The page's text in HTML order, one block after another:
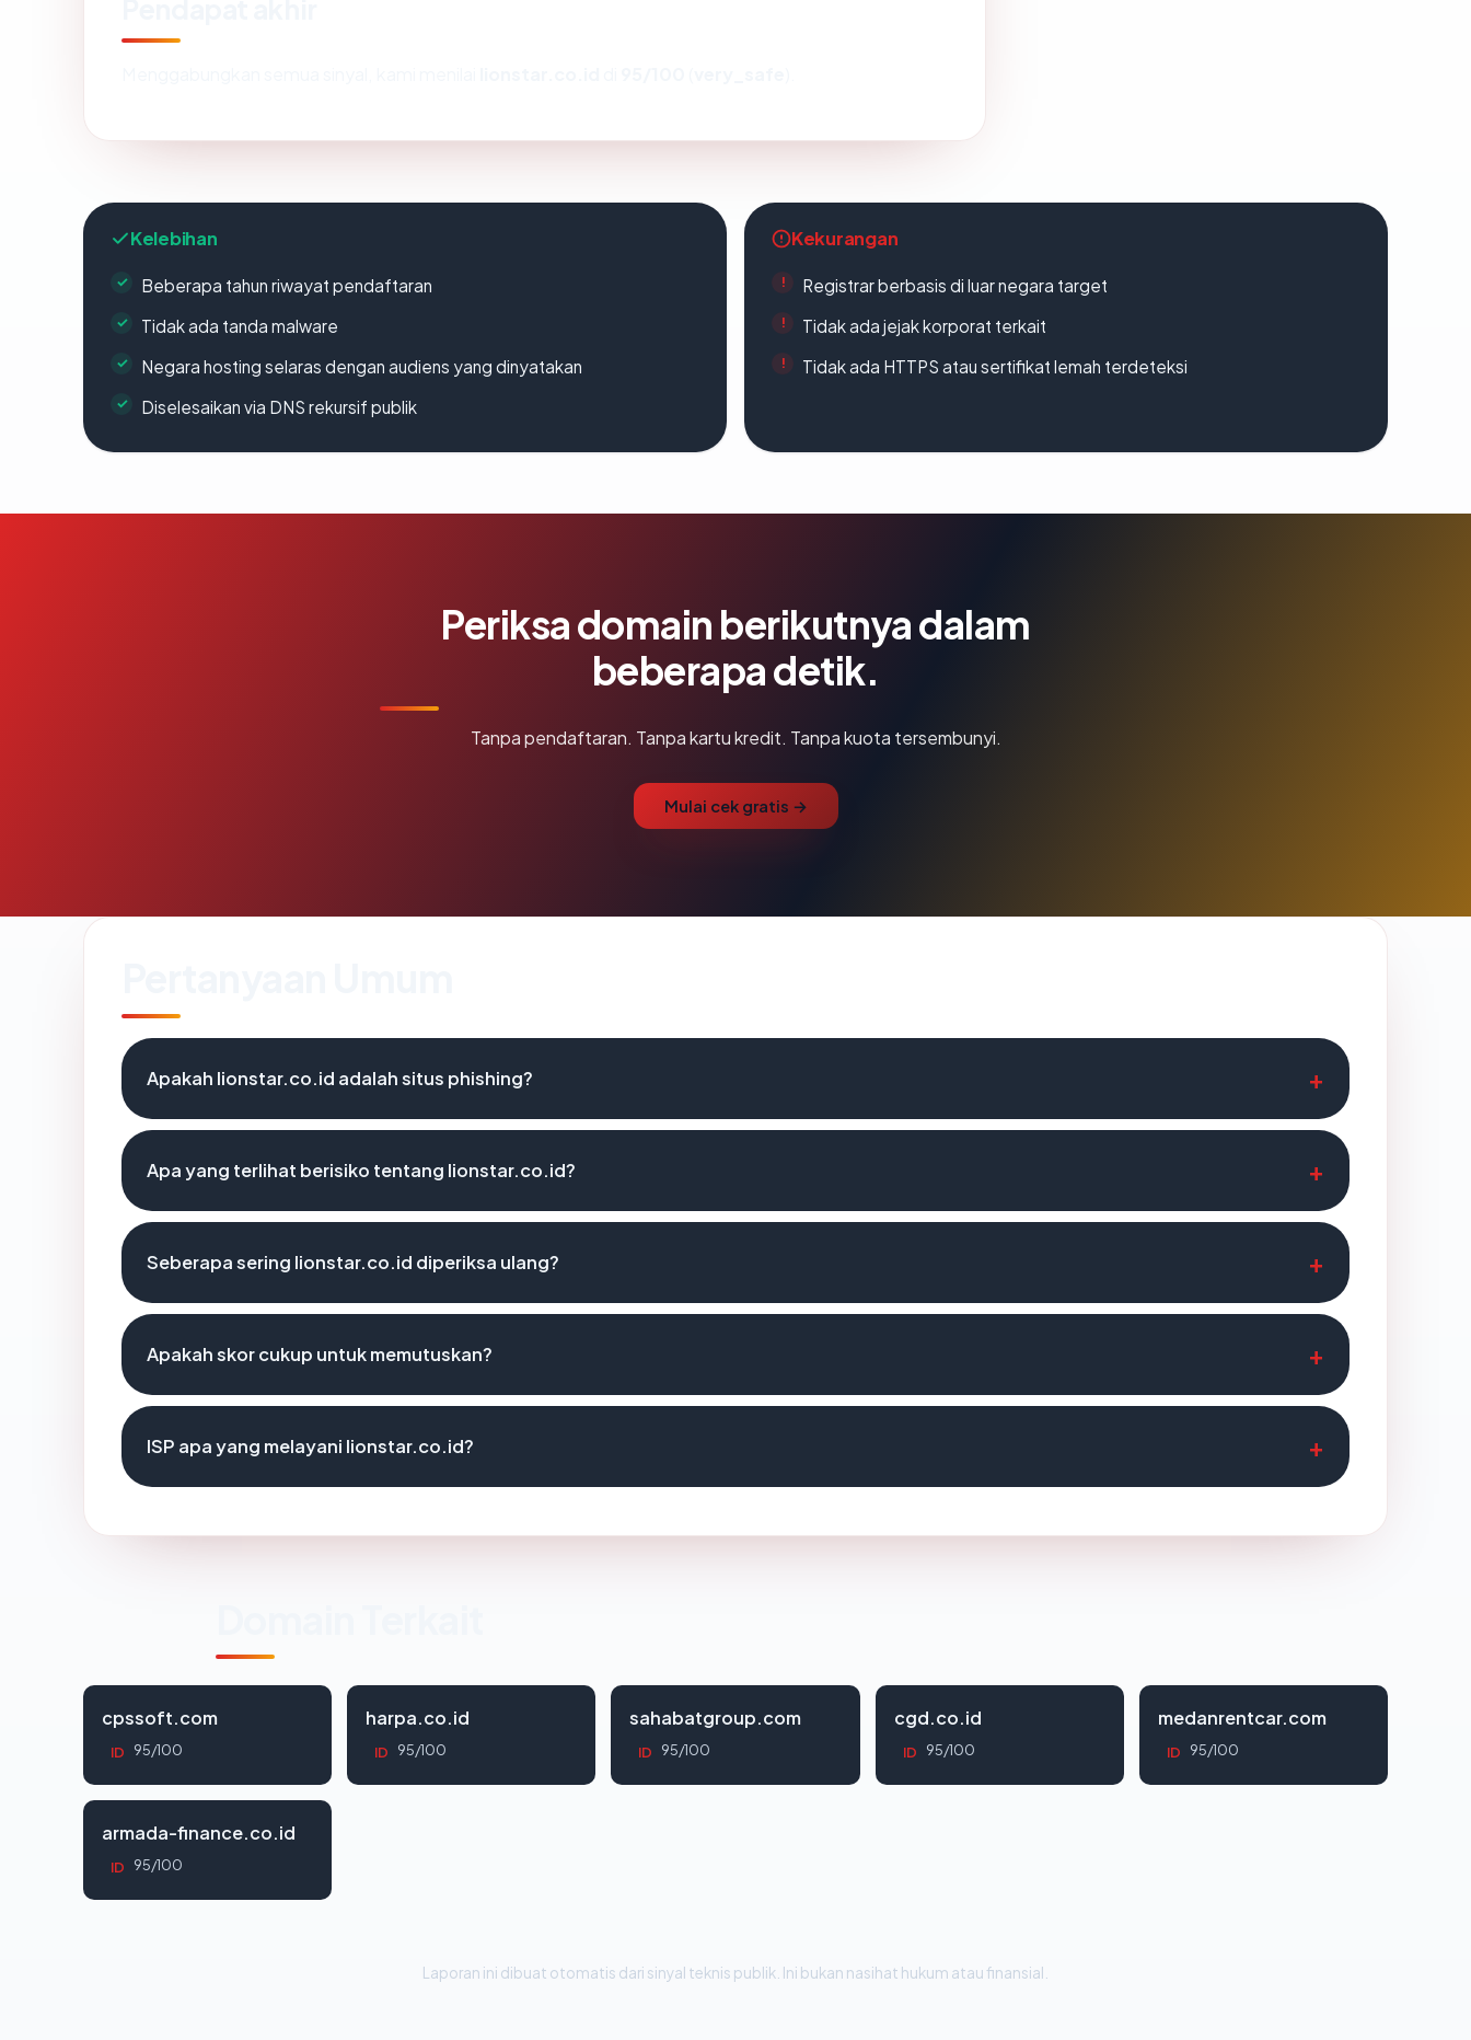
Kelebihan
Beberapa tahun riwayat pendaftaran
Tidak ada tanda malware
Negara hosting selaras dengan audiens yang dinyatakan
Diselesaikan via DNS rekursif publik
Kekurangan
Registrar berbasis di luar negara target
Tidak ada jejak korporat terkait
Tidak ada HTTPS atau sertifikat lemah terdeteksi
Periksa domain berikutnya dalam
beberapa detik.
Tanpa pendaftaran. Tanpa kartu kredit. Tanpa kuota tersembunyi.
Mulai cek gratis →
Apakah lionstar.co.id adalah situs phishing?
Apa yang terlihat berisiko tentang lionstar.co.id?
Seberapa sering lionstar.co.id diperiksa ulang?
Apakah skor cukup untuk memutuskan?
ISP apa yang melayani lionstar.co.id?
cpssoft.com
ID 95/100
harpa.co.id
ID 95/100
sahabatgroup.com
ID 95/100
cgd.co.id
ID 95/100
medanrentcar.com
ID 95/100
armada-finance.co.id
ID 95/100
Laporan ini dibuat otomatis dari sinyal teknis publik. Ini bukan nasihat hukum atau finansial.